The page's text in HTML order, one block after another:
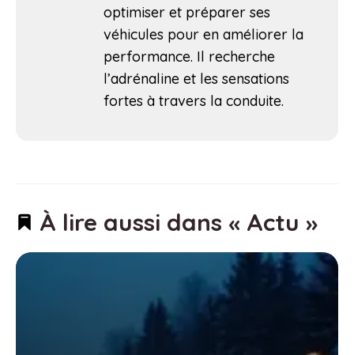
optimiser et préparer ses
véhicules pour en améliorer la
performance. Il recherche
l’adrénaline et les sensations
fortes à travers la conduite.
À lire aussi dans « Actu »